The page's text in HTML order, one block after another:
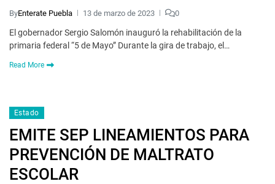
ByEnterate Puebla 13 de marzo de 2023 0
El gobernador Sergio Salomón inauguró la rehabilitación de la
primaria federal “5 de Mayo” Durante la gira de trabajo, el…
Read More
Estado
EMITE SEP LINEAMIENTOS PARA
PREVENCIÓN DE MALTRATO
ESCOLAR